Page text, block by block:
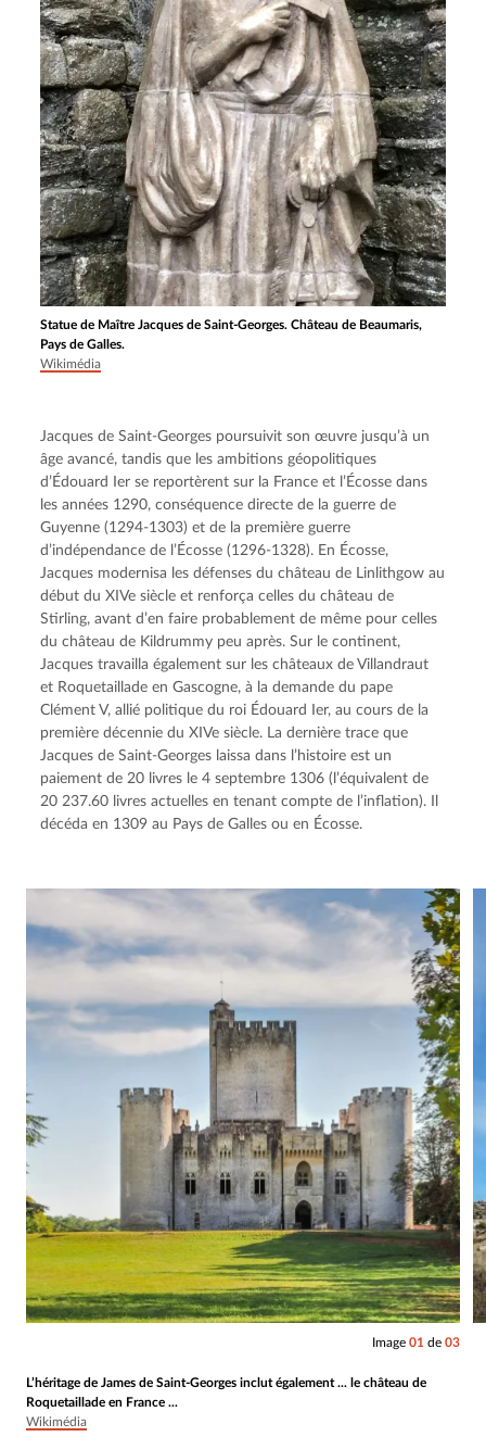
Statue de Maître Jacques de Saint-Georges. Château de Beaumaris,
Pays de Galles.
Wikimédia
Jacques de Saint-Georges poursuivit son œuvre jusqu’à un
âge avancé, tandis que les ambitions géopolitiques
d’Édouard Ier se reportèrent sur la France et l’Écosse dans
les années 1290, conséquence directe de la guerre de
Guyenne (1294-1303) et de la première guerre
d’indépendance de l’Écosse (1296-1328). En Écosse,
Jacques modernisa les défenses du château de Linlithgow au
début du XIVe siècle et renforça celles du château de
Stirling, avant d’en faire probablement de même pour celles
du château de Kildrummy peu après. Sur le continent,
Jacques travailla également sur les châteaux de Villandraut
et Roquetaillade en Gascogne, à la demande du pape
Clément V, allié politique du roi Édouard Ier, au cours de la
première décennie du XIVe siècle. La dernière trace que
Jacques de Saint-Georges laissa dans l’histoire est un
paiement de 20 livres le 4 septembre 1306 (l’équivalent de
20 237.60 livres actuelles en tenant compte de l’inflation). Il
décéda en 1309 au Pays de Galles ou en Écosse.
L’héritage de James de Saint-Georges inclut également ... le château de
Roquetaillade en France ...
Wikimédia
Image 01 de 03